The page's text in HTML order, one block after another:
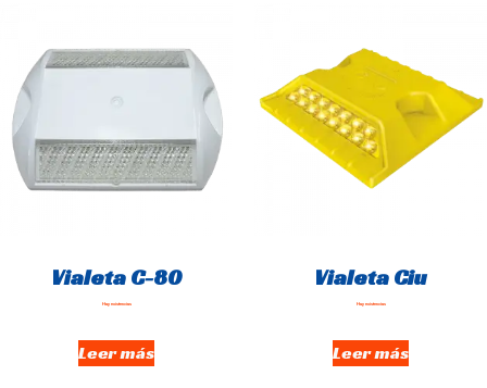
Vialeta C-80
Hay existencias
Leer más
Vialeta Ciu
Hay existencias
Leer más